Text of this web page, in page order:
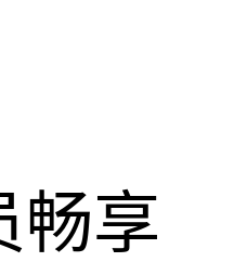
畅享